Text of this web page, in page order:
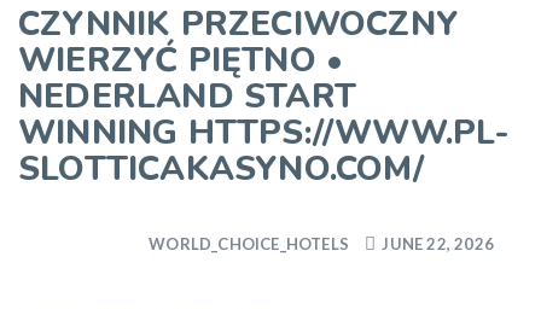
CZYNNIK PRZECIWOCZNY
WIERZYĆ PIĘTNO •
NEDERLAND START
WINNING HTTPS://WWW.PL-
SLOTTICAKASYNO.COM/
WORLD_CHOICE_HOTELS JUNE 22, 2026